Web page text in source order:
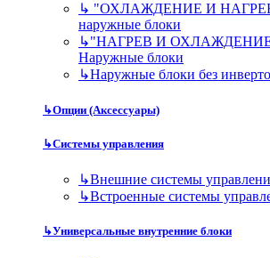
↳ "ОХЛАЖДЕНИЕ И
наружные блоки
↳"НАГРЕВ И
Наружные блоки
↳Наружные блоки без
↳Опции (Аксессуары)
↳Системы управления
↳Внешние системы
↳Встроенные системы
↳Универсальные внутренние блоки